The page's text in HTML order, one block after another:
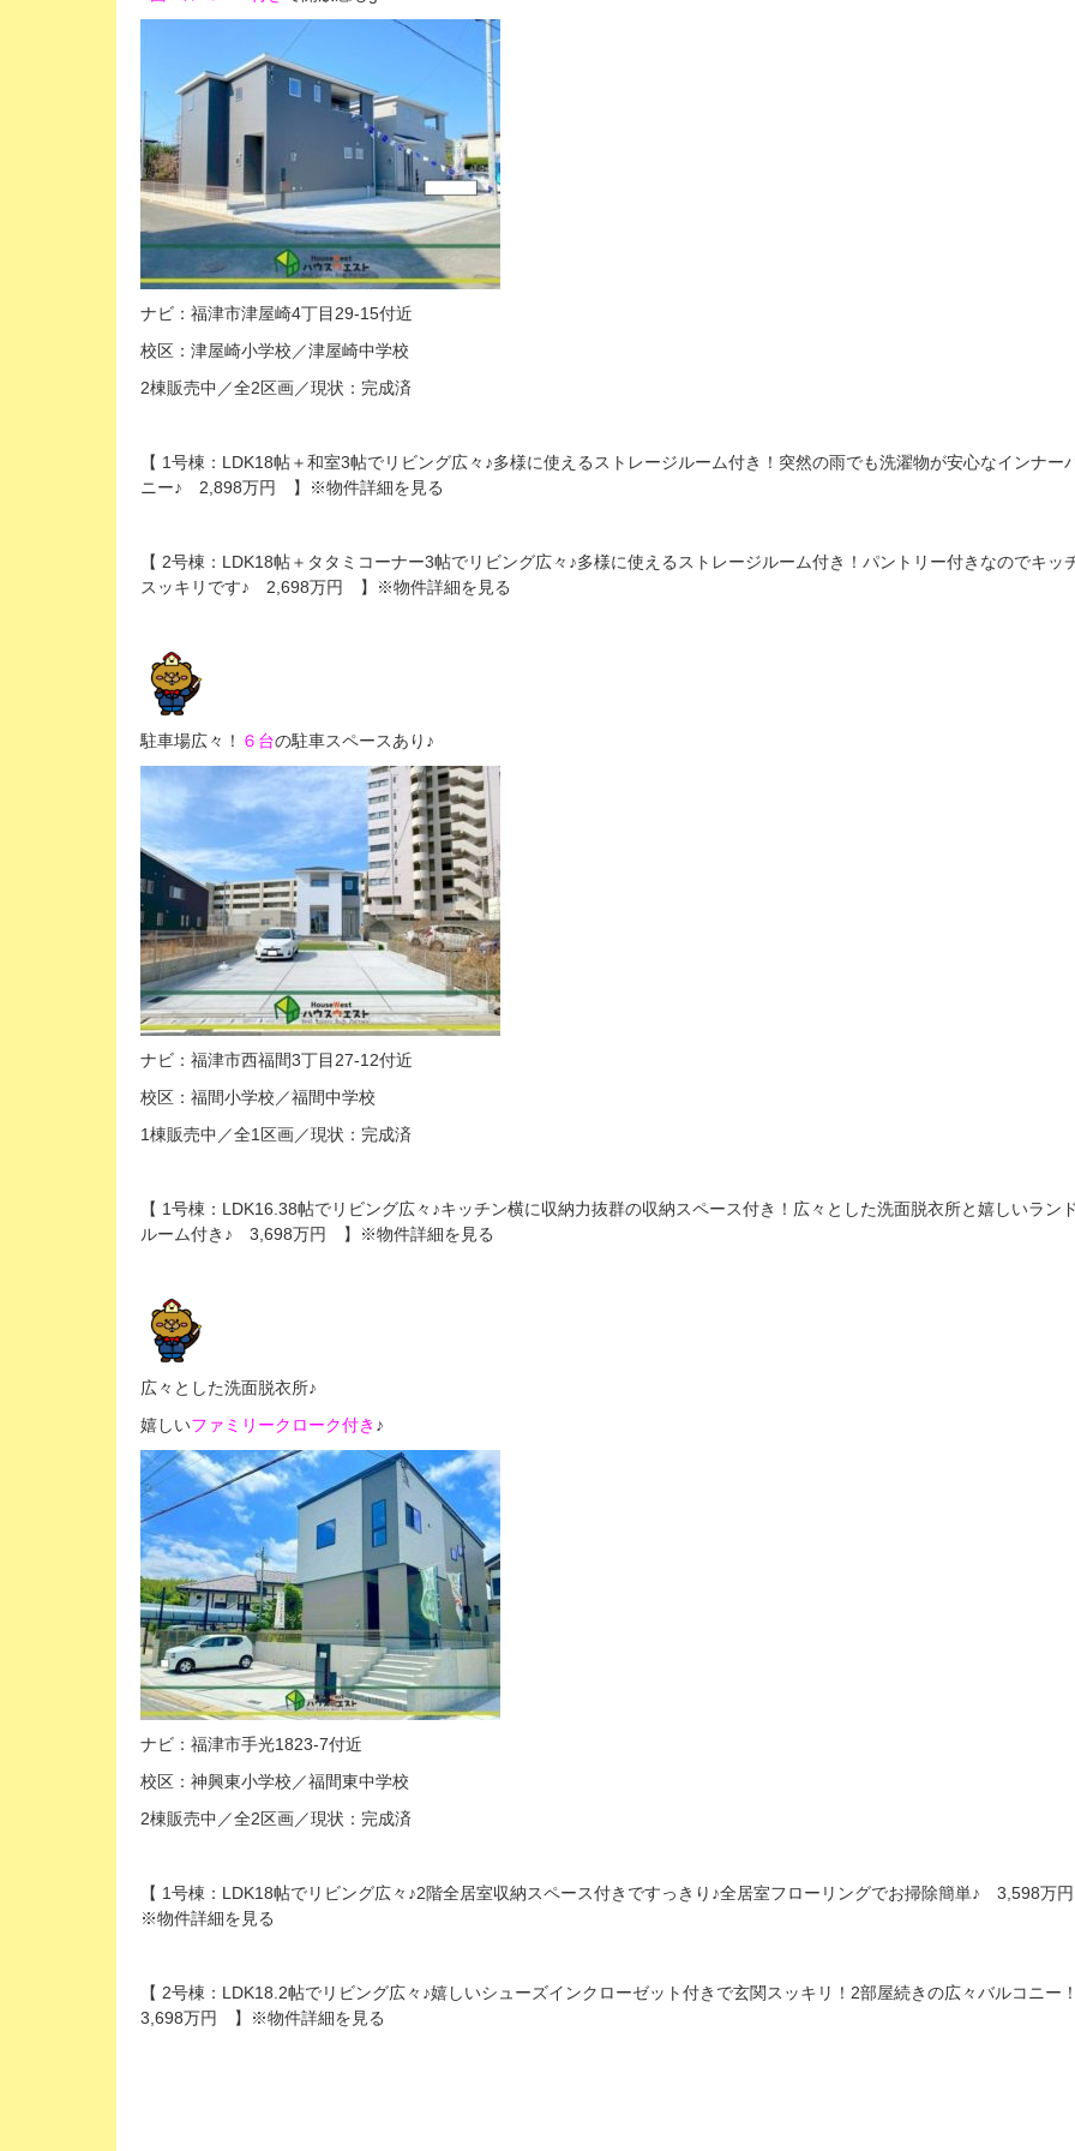
ナビ：福津市津屋崎4丁目29-15付近
校区：津屋崎小学校／津屋崎中学校
2棟販売中／全2区画／現状：完成済
【 1号棟：LDK18帖＋和室3帖でリビング広々♪多様に使えるストレージルーム付き！突然の雨でも洗濯物が安心なインナー
ニー♪ 2,898万円 】※物件詳細を見る
【 2号棟：LDK18帖＋タタミコーナー3帖でリビング広々♪多様に使えるストレージルーム付き！パントリー付きなのでキッ
スッキリです♪ 2,698万円 】※物件詳細を見る
駐車場広々！ ６台の駐車スペースあり♪
ナビ：福津市西福間3丁目27-12付近
校区：福間小学校／福間中学校
1棟販売中／全1区画／現状：完成済
【 1号棟：LDK16.38帖でリビング広々♪キッチン横に収納力抜群の収納スペース付き！広々とした洗面脱衣所と嬉しいラン
ルーム付き♪ 3,698万円 】※物件詳細を見る
広々とした洗面脱衣所♪
嬉しいファミリークローク付き ♪
ナビ：福津市手光1823-7付近
校区：神興東小学校／福間東中学校
2棟販売中／全2区画／現状： 完成済
【 1号棟：LDK18帖でリビング広々♪2階全居室収納スペース付きですっきり♪全居室フローリングでお掃除簡単♪ 3,598万
※物件詳細を見る
【 2号棟：LDK18.2帖でリビング広々♪嬉しいシューズインクローゼット付きで玄関スッキリ！2部屋続きの広々バルコニ
3,698万円 】※物件詳細を見る